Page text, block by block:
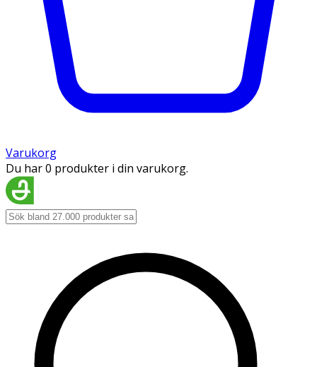
Varukorg
Du har 0 produkter i din varukorg.